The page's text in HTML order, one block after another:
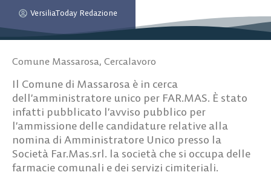
VersiliaToday Redazione
Comune Massarosa, Cercalavoro
Il Comune di Massarosa è in cerca
dell’amministratore unico per FAR.MAS. È stato
infatti pubblicato l’avviso pubblico per
l’ammissione delle candidature relative alla
nomina di Amministratore Unico presso la
Società Far.Mas.srl. la società che si occupa delle
farmacie comunali e dei servizi cimiteriali.